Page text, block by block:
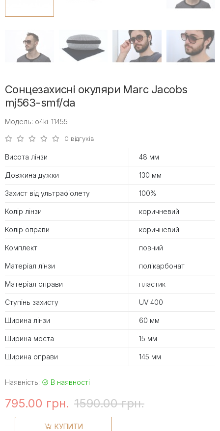
Сонцезахисні окуляри Marc Jacobs
mj563-smf/da
Модель: o4ki-11455
0 відгуків
Висота лінзи 48 мм
Довжина дужки 130 мм
Захист від ультрафіолету 100%
Колір лінзи коричневий
Колір оправи коричневий
Комплект повний
Матеріал лінзи полікарбонат
Матеріал оправи пластик
Ступінь захисту UV 400
Ширина лінзи 60 мм
Ширина моста 15 мм
Ширина оправи 145 мм
Наявність: В наявності
795.00 грн. 1590.00 грн.
КУПИТИ